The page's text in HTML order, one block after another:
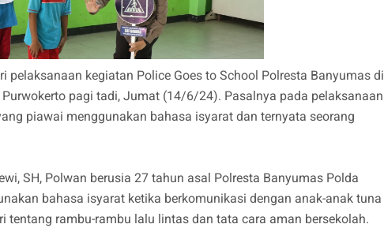
pelaksanaan kegiatan Police Goes to School Polresta Banyumas di
pagi tadi, Jumat (14/6/24). Pasalnya pada pelaksanaan
piawai menggunakan bahasa isyarat dan ternyata seorang
SH, Polwan berusia 27 tahun asal Polresta Banyumas Polda
bahasa isyarat ketika berkomunikasi dengan anak-anak tuna
tentang rambu-rambu lalu lintas dan tata cara aman bersekolah.